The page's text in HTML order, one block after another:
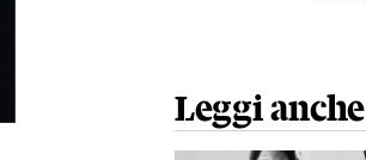
Leggi anche